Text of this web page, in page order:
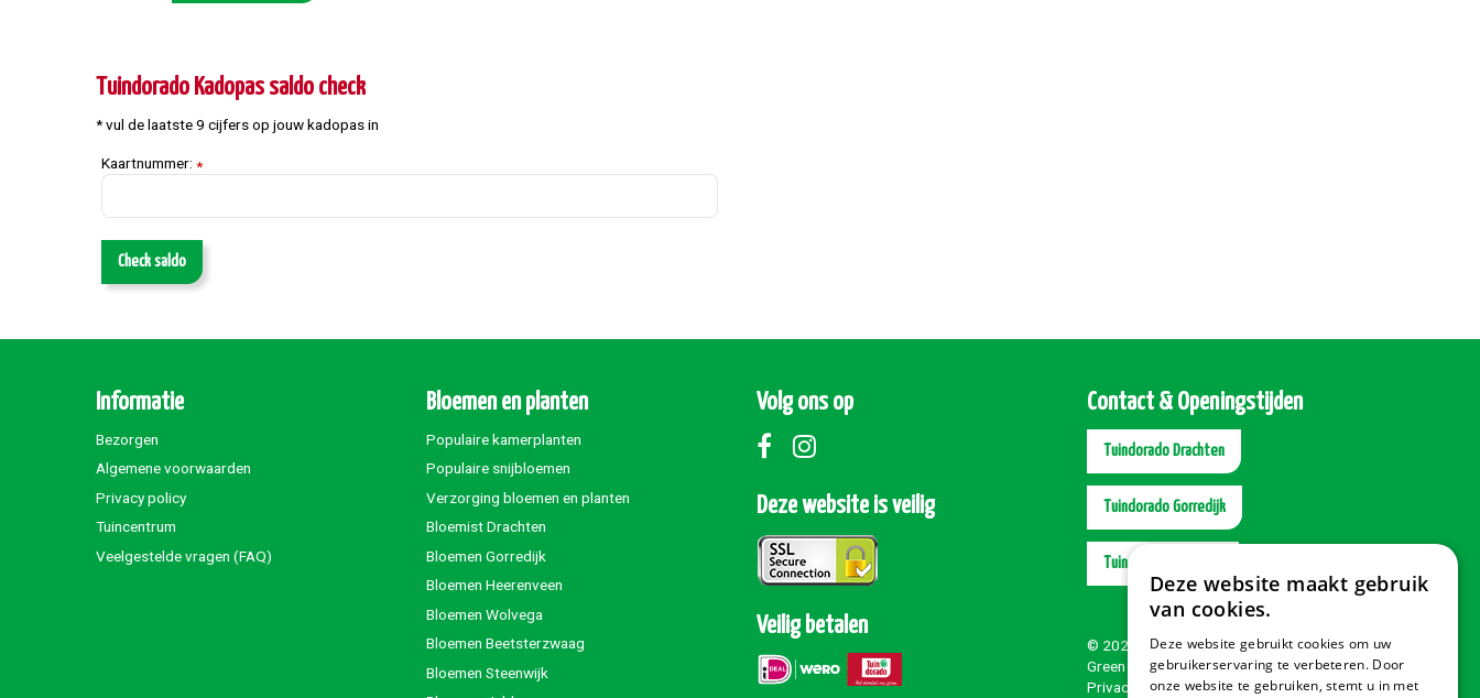
Tuindorado Kadopas saldo check
* vul de laatste 9 cijfers op jouw kadopas in
Kaartnummer: *
Check saldo
Informatie
Bezorgen
Algemene voorwaarden
Privacy policy
Tuincentrum
Veelgestelde vragen (FAQ)
Bloemen en planten
Populaire kamerplanten
Populaire snijbloemen
Verzorging bloemen en planten
Bloemist Drachten
Bloemen Gorredijk
Bloemen Heerenveen
Bloemen Wolvega
Bloemen Beetsterzwaag
Bloemen Steenwijk
Volg ons op
Deze website is veilig
Veilig betalen
Contact & Openingstijden
Tuindorado Drachten
Tuindorado Gorredijk
Tuindorado Wolvega
© 2026 Tuindorado
Green Solutions
Privacy policy
Deze website maakt gebruik
van cookies.
Deze website gebruikt cookies om uw
gebruikerservaring te verbeteren. Door
onze website te gebruiken, stemt u in met